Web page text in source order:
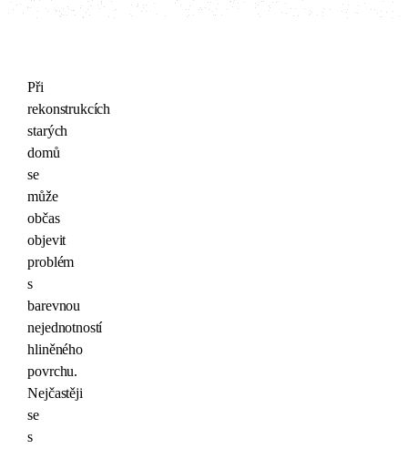
Při
rekonstrukcích
starých
domů
se
může
občas
objevit
problém
s
barevnou
nejednotností
hliněného
povrchu.
Nejčastěji
se
s